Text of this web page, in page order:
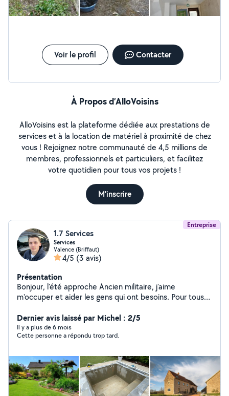
Voir le profil Contacter
À Propos d’AlloVoisins
AlloVoisins est la plateforme dédiée aux prestations de
services et à la location de matériel à proximité de chez
vous ! Rejoignez notre communauté de 4,5 millions de
membres, professionnels et particuliers, et facilitez
votre quotidien pour tous vos projets !
M'inscrire
Entreprise
1.7 Services
Services
Valence (Briffaut)
4/5 (3 avis)
Présentation
Bonjour, l'été approche Ancien militaire, j'aime
m'occuper et aider les gens qui ont besoins. Pour tous
n'hésitez pas à me contacter !
Dernier avis laissé par Michel : 2/5
Il y a plus de 6 mois
Cette personne a répondu trop tard.